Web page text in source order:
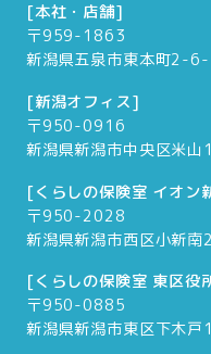
[本社・店舗]
〒959-1863
新潟県五泉市東本町2-6-
[新潟オフィス]
〒950-0916
新潟県新潟市中央区米
[くらしの保険室 イオン
〒950-2028
新潟県新潟市西区小新
[くらしの保険室 東区役
〒950-0885
新潟県新潟市東区下木